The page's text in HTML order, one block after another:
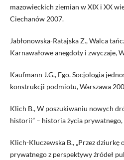
mazowieckich ziemian w XIX i XX
Ciechanów 2007.
Jabłonowska-Ratajska Z., Walca
Karnawałowe anegdoty i zwyczaje,
Kaufmann J.G., Ego. Socjologia
konstrukcji podmiotu, Warszawa
Klich B., W poszukiwaniu nowych
historii” – historia życia prywatnego,
Klich-Kluczewska B., „Przez dziurkę
prywatnego z perspektywy źródeł